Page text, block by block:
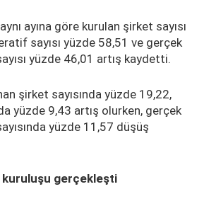
ayına göre kurulan şirket sayısı
sayısı yüzde 58,51 ve gerçek
yüzde 46,01 artış kaydetti.
şirket sayısında yüzde 19,22,
yüzde 9,43 artış olurken, gerçek
yüzde 11,57 düşüş
gerçekleşti